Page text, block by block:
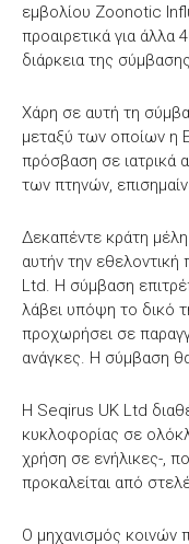
εμβολίου Zoonotic
προαιρετικά για άλλα
διάρκεια της
Χάρη σε αυτή τη
μεταξύ των οποίων η
πρόσβαση σε ιατρικά
των πτηνών,
Δεκαπέντε κράτη
αυτήν την εθελοντική
Ltd. Η σύμβαση
λάβει υπόψη το δικό
προχωρήσει σε
ανάγκες. Η σύμβαση
Η Seqirus UK Ltd
κυκλοφορίας σε
χρήση σε ενήλικες-,
προκαλείται από
Ο μηχανισμός κοινών